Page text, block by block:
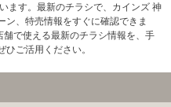
ます。最新のチラシで、カインズ 神
ン、特売情報をすぐに確認できま
で使える最新のチラシ情報を、手
ご活用ください。